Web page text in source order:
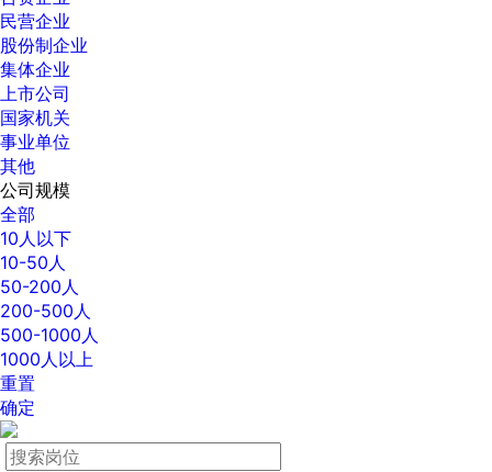
民营企业
股份制企业
集体企业
上市公司
国家机关
事业单位
其他
公司规模
全部
10人以下
10-50人
50-200人
200-500人
500-1000人
1000人以上
重置
确定